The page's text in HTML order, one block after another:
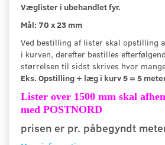
Væglister i ubehandlet fyr.
Mål: 70 x 23 mm
Ved bestilling af lister skal opstilling
i kurven, derefter bestilles
størrelsen til sidst skrives hvor
Eks. Opstilling + læg i kurv 5 = 5
Lister over 1500 mm skal
med POSTNORD
prisen er pr. påbegyndt